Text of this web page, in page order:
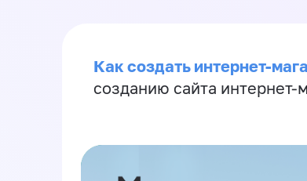
Как создать интернет-
созданию сайта интернет-